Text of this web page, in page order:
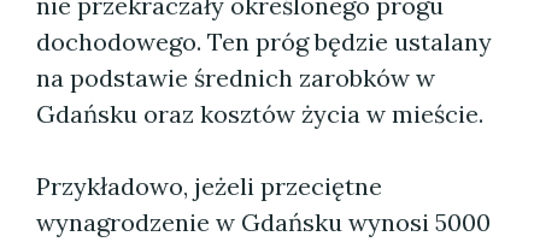
dochodowego. Ten próg będzie ustalany
na podstawie średnich zarobków w
Gdańsku oraz kosztów życia w mieście.
Przykładowo, jeżeli przeciętne
wynagrodzenie w Gdańsku wynosi 5000